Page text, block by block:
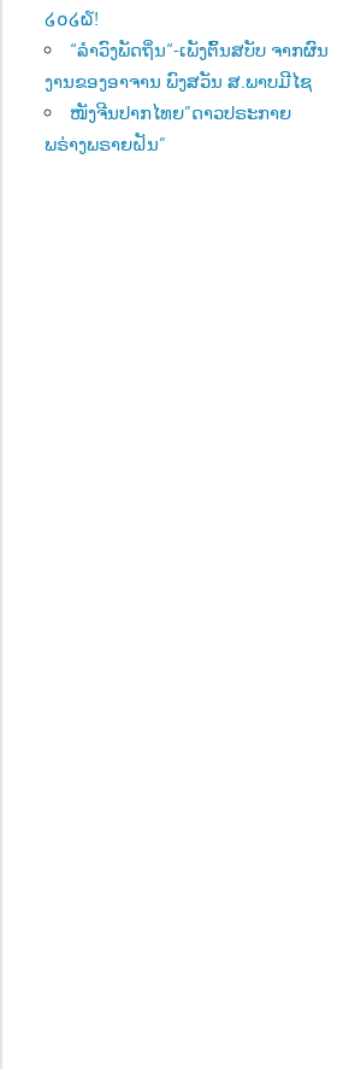
໒໐໒໖!
“ລຳວົງພັດຖິ່ນ“-ເພັງຕົ້ນສບັບ ຈາກຜົນ
ງານຂອງອາຈານ ພົງສວັນ ສ.ພາບມີໄຊ
ໜັງຈີນປາກໄທຍ”ດາວປຣະກາຍ
ພຣ່າງພຣາຍຝັນ”